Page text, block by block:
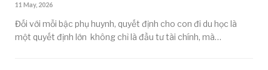
11 May, 2026
Đối với mỗi bậc phụ huynh, quyết định cho con đi du học là
một quyết định lớn không chỉ là đầu tư tài chính, mà…